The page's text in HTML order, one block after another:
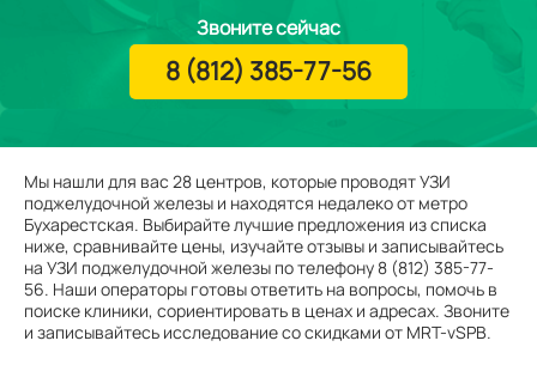
Мы нашли для вас 28 центров, которые проводят УЗИ
поджелудочной железы и находятся недалеко от метро
Бухарестская. Выбирайте лучшие предложения из списка
ниже, сравнивайте цены, изучайте отзывы и записывайтесь
на УЗИ поджелудочной железы по телефону 8 (812) 385-77-
56. Наши операторы готовы ответить на вопросы, помочь в
поиске клиники, сориентировать в ценах и адресах. Звоните
и записывайтесь исследование со скидками от MRT-vSPB.
Звоните сейчас
8 (812) 385-77-56